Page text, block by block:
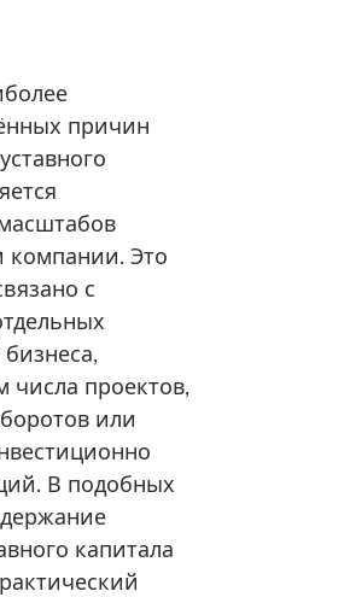
причин
компании. Это
с
проектов,
или
В подобных
капитала